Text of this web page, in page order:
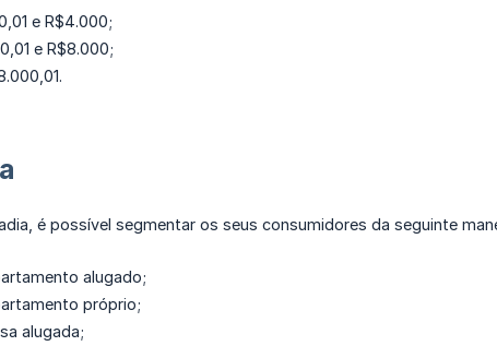
e R$4.000;
e R$8.000;
é possível segmentar os seus consumidores da seguinte
alugado;
próprio;
alugada;